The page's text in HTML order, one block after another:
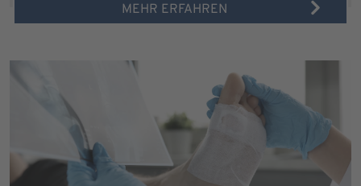
MEHR ERFAHREN